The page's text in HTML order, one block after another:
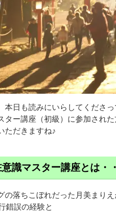
本日も読みにいらしてくださ
ター講座（初級）に参加され
ただきますね♪
識マスター講座とは・
の落ちこぼれだった月美まりえ
錯誤の経験と